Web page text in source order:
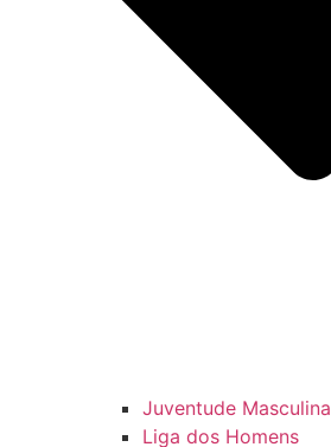
Juventude Masculina
Liga dos Homens